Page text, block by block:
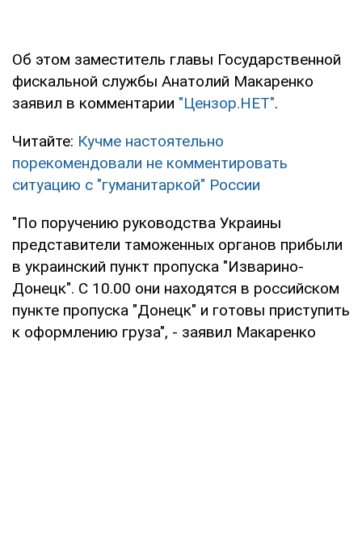
Об этом заместитель главы Государственной
фискальной службы Анатолий Макаренко
заявил в комментарии "Цензор.НЕТ".
Читайте: Кучме настоятельно
порекомендовали не комментировать
ситуацию с "гуманитаркой" России
"По поручению руководства Украины
представители таможенных органов прибыли
в украинский пункт пропуска "Изварино-
Донецк". С 10.00 они находятся в российском
пункте пропуска "Донецк" и готовы приступить
к оформлению груза", - заявил Макаренко